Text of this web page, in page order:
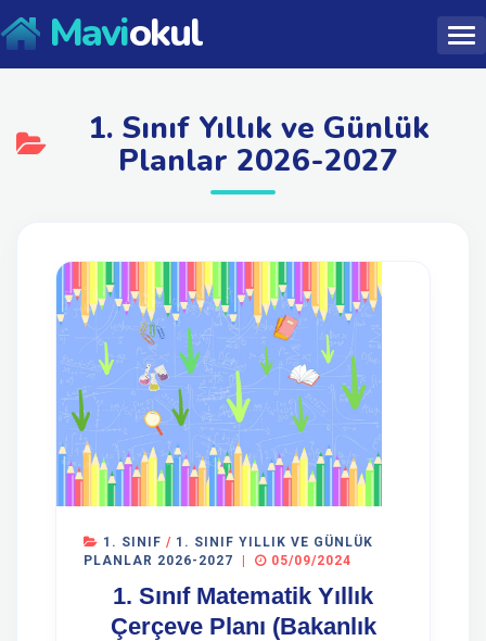
Maviokul
1. Sınıf Yıllık ve Günlük
Planlar 2026-2027
1. SINIF / 1. SINIF YILLIK VE GÜNLÜK
PLANLAR 2026-2027
05/09/2024
1. Sınıf Matematik Yıllık
Çerçeve Planı (Bakanlık